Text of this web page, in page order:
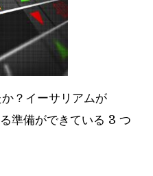
？イーサリアムが
準備ができている 3 つ